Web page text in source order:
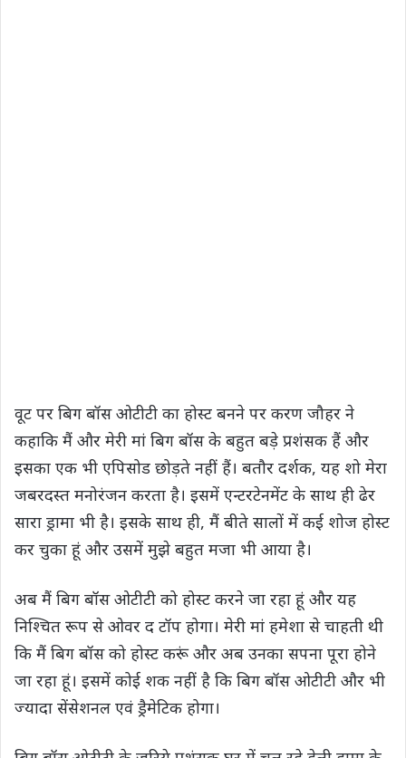
वूट पर बिग बॉस ओटीटी का होस्‍ट बनने पर करण जौहर ने
कहाकि मैं और मेरी मां बिग बॉस के बहुत बड़े प्रशंसक हैं और
इसका एक भी एपिसोड छोड़ते नहीं हैं। बतौर दर्शक, यह शो मेरा
जबरदस्‍त मनोरंजन करता है। इसमें एन्‍टरटेनमेंट के साथ ही ढेर
सारा ड्रामा भी है। इसके साथ ही, मैं बीते सालों में कई शोज होस्‍ट
कर चुका हूं और उसमें मुझे बहुत मजा भी आया है।
अब मैं बिग बॉस ओटीटी को होस्‍ट करने जा रहा हूं और यह
निश्चित रूप से ओवर द टॉप होगा। मेरी मां हमेशा से चाहती थी
कि मैं बिग बॉस को होस्‍ट करूं और अब उनका सपना पूरा होने
जा रहा हूं। इसमें कोई शक नहीं है कि बिग बॉस ओटीटी और भी
ज्‍यादा सेंसेशनल एवं ड्रैमेटिक होगा।